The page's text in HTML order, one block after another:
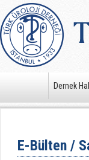
Dernek
E-Bülten /